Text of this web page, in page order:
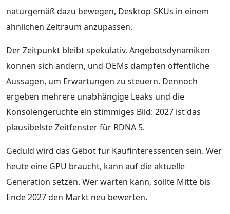
naturgemäß dazu bewegen, Desktop-SKUs in einem
ähnlichen Zeitraum anzupassen.
Der Zeitpunkt bleibt spekulativ. Angebotsdynamiken
können sich ändern, und OEMs dämpfen öffentliche
Aussagen, um Erwartungen zu steuern. Dennoch
ergeben mehrere unabhängige Leaks und die
Konsolengerüchte ein stimmiges Bild: 2027 ist das
plausibelste Zeitfenster für RDNA 5.
Geduld wird das Gebot für Kaufinteressenten sein. Wer
heute eine GPU braucht, kann auf die aktuelle
Generation setzen. Wer warten kann, sollte Mitte bis
Ende 2027 den Markt neu bewerten.